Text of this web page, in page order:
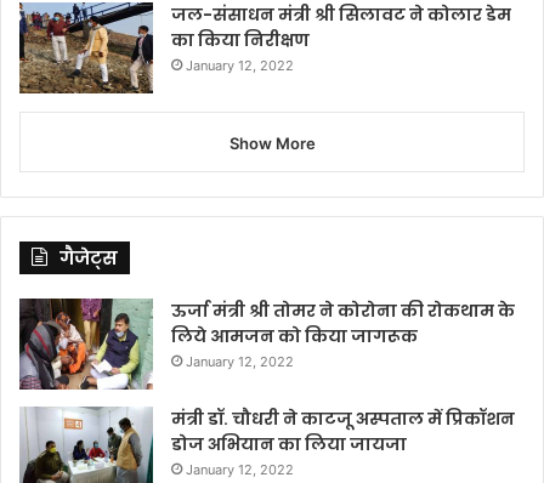
जल-संसाधन मंत्री श्री सिलावट ने कोलार डेम
का किया निरीक्षण
January 12, 2022
Show More
गैजेट्स
ऊर्जा मंत्री श्री तोमर ने कोरोना की रोकथाम के
लिये आमजन को किया जागरूक
January 12, 2022
मंत्री डॉ. चौधरी ने काटजू अस्पताल में प्रिकॉशन
डोज अभियान का लिया जायजा
January 12, 2022